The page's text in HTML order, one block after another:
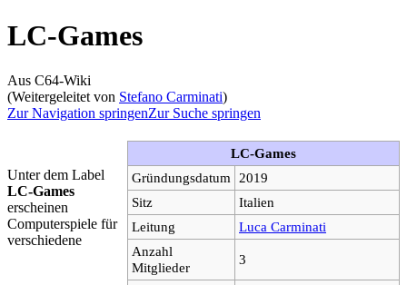
LC-Games
Aus C64-Wiki
(Weitergeleitet von Stefano Carminati)
Zur Navigation springenZur Suche springen
LC-Games
Gründungsdatum
2019
Sitz
Italien
Leitung
Luca Carminati
Anzahl
Mitglieder
3
Unter dem Label
LC-Games
erscheinen
Computerspiele für
verschiedene